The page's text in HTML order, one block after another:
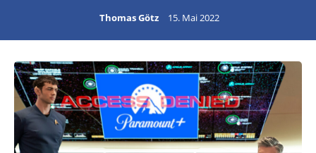
Thomas Götz 15. Mai 2022